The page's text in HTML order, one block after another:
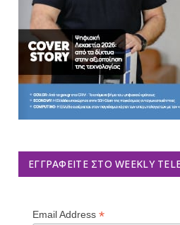
ΕΓΓΡΑΦΕΊΤΕ ΣΤΟ WEEKLY
Email Address *